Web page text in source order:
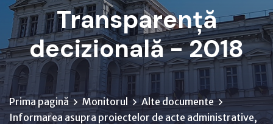
Transparență
decizională - 2018
Prima pagină Monitorul
Alte documente
Informarea asupra proiectelor de acte administrative,